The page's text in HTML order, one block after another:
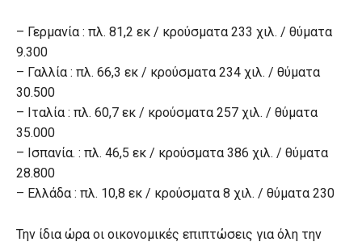
– Γερμανία : πλ. 81,2 εκ / κρούσματα 233 χιλ. / θύματα
9.300
– Γαλλία : πλ. 66,3 εκ / κρούσματα 234 χιλ. / θύματα
30.500
– Ιταλία : πλ. 60,7 εκ / κρούσματα 257 χιλ. / θύματα
35.000
– Ισπανία. : πλ. 46,5 εκ / κρούσματα 386 χιλ. / θύματα
28.800
– Ελλάδα : πλ. 10,8 εκ / κρούσματα 8 χιλ. / θύματα 230
Την ίδια ώρα οι οικονομικές επιπτώσεις για όλη την